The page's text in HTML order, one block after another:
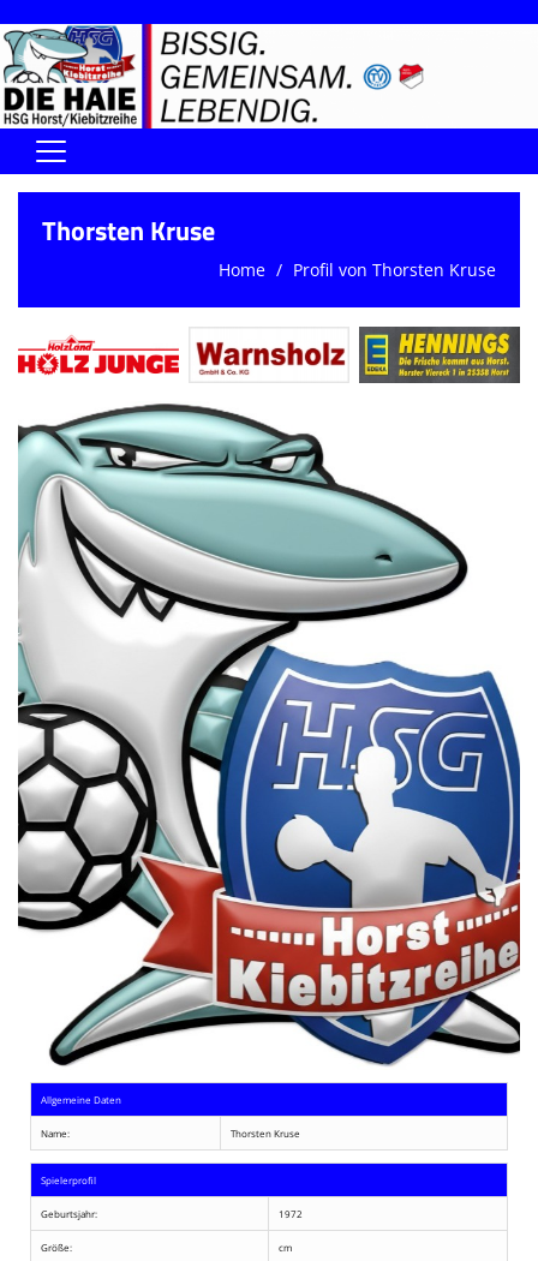
Home
Handball-Förderverein der Haie
Kontaktformular
UNSERE SPORTHALLEN
Training & Termine
DIENSTE (SR/KG/VK)
Die SpecialHaie
Trainer
ALLE SPIELE
HAIE TV
NEWSLETTER
DIE HAIE I Intern
Partner
Thorsten Kruse
Home Profil von Thorsten Kruse
Allgemeine Daten
Name: Thorsten Kruse
Spielerprofil
Geburtsjahr: 1972
Größe: cm